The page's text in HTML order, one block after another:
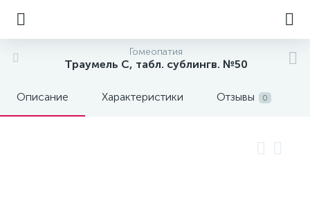
Гомеопатия
Траумель C, табл. сублингв. №50
Описание Характеристики Отзывы 0